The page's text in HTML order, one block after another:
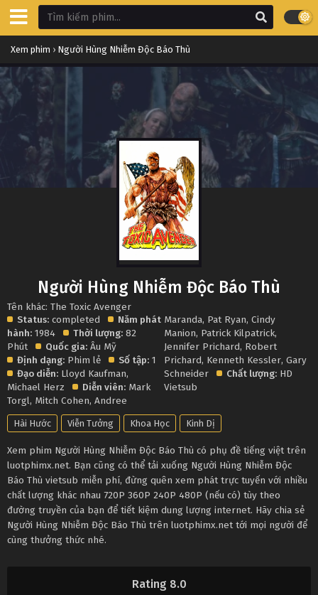
Xem phim › Người Hùng Nhiễm Độc Báo Thù
Rating 8.0
Người Hùng Nhiễm Độc Báo Thù
Tên khác: The Toxic Avenger
Status: completed
Năm phát
hành: 1984 Thời lượng: 82
Phút
Quốc gia: Âu Mỹ
Định dạng: Phim lẻ Số tập: 1
Đạo diễn: Lloyd Kaufman,
Michael Herz
Diễn viên: Mark
Torgl, Mitch Cohen, Andree
Maranda, Pat Ryan,Cindy
Manion, Patrick Kilpatrick,
Jennifer Prichard, Robert
Prichard, Kenneth Kessler,Gary
Schneider
Chất lượng:
Vietsub
Hài Hước Viễn Tưởng Khoa Học Kinh Dị
Xem phim Người Hùng Nhiễm Độc Báo Thù có phụ đề tiếng việt trên
luotphimx.net. Bạn cũng có thể tải xuống Người Hùng Nhiễm Độc
Báo Thù vietsub miễn phí, đừng quên xem phát trực tuyến với nhiều
chất lượng khác nhau 720P 360P 240P 480P (nếu có) tùy theo
đường truyền của bạn để tiết kiệm dung lượng internet. Hãy chia sẻ
Người Hùng Nhiễm Độc Báo Thù trên luotphimx.net tới mọi người để
cùng thưởng thức nhé.